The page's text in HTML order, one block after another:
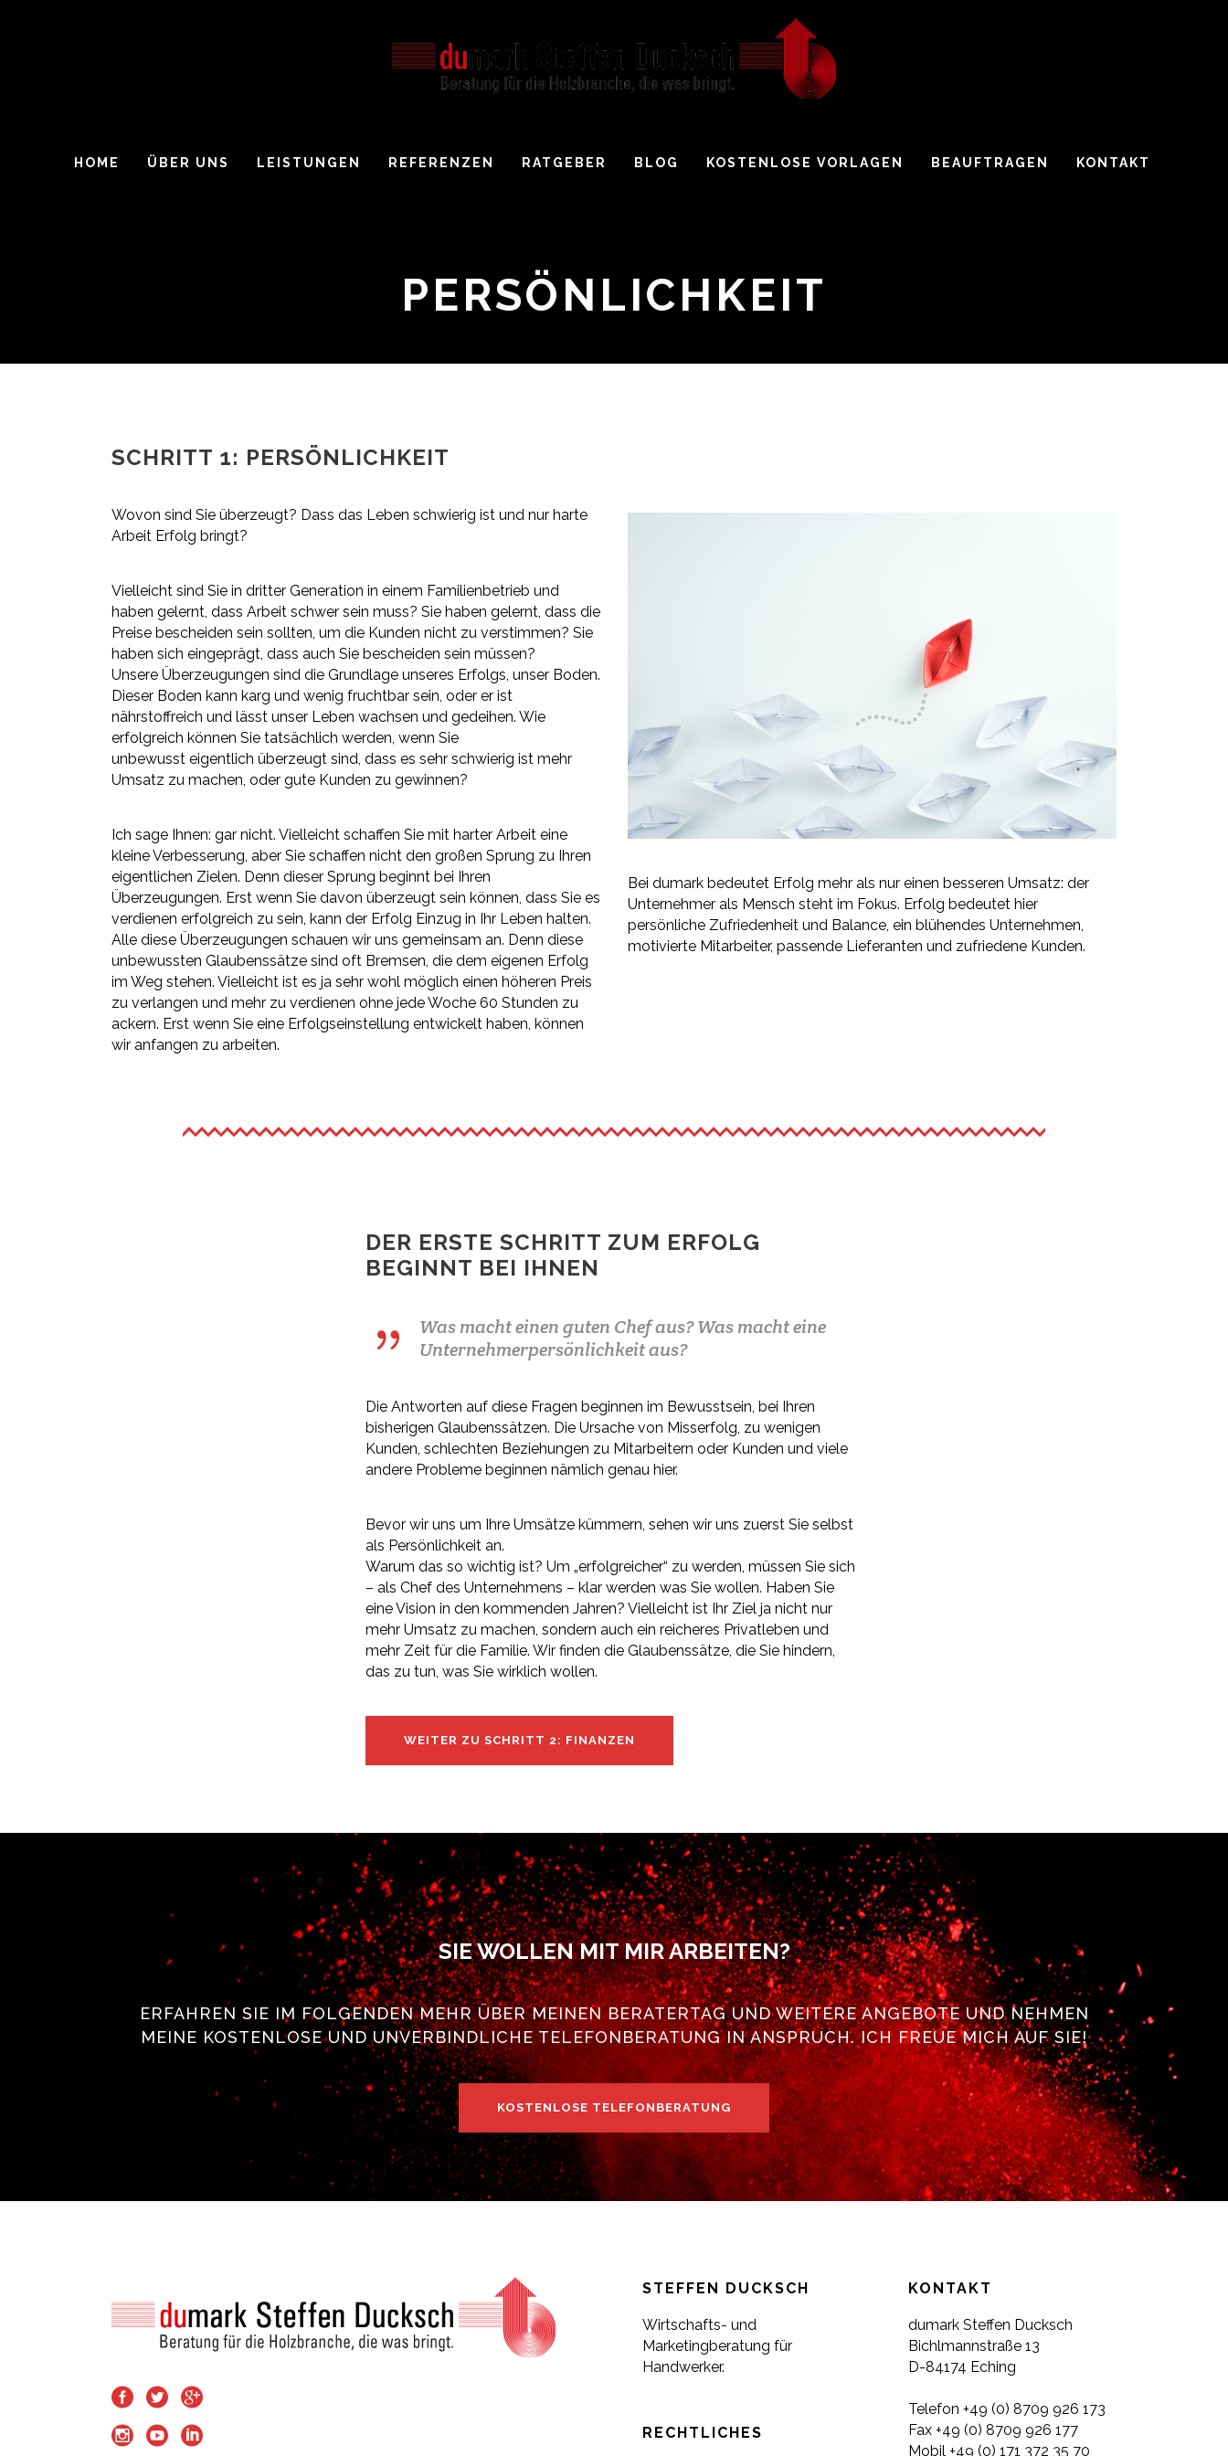
HOME ÜBER UNS LEISTUNGEN REFERENZEN RATGEBER BLOG KOSTENLOSE VORLAGEN BEAUFTRAGEN KONTAKT
PERSÖNLICHKEIT
SCHRITT 1: PERSÖNLICHKEIT
Wovon sind Sie überzeugt? Dass das Leben schwierig ist und nur harte
Arbeit Erfolg bringt?
Vielleicht sind Sie in dritter Generation in einem Familienbetrieb und
haben gelernt, dass Arbeit schwer sein muss? Sie haben gelernt, dass die
Preise bescheiden sein sollten, um die Kunden nicht zu verstimmen? Sie
haben sich eingeprägt, dass auch Sie bescheiden sein müssen?
Unsere Überzeugungen sind die Grundlage unseres Erfolgs, unser Boden.
Dieser Boden kann karg und wenig fruchtbar sein, oder er ist
nährstoffreich und lässt unser Leben wachsen und gedeihen. Wie
erfolgreich können Sie tatsächlich werden, wenn Sie
unbewusst eigentlich überzeugt sind, dass es sehr schwierig ist mehr
Umsatz zu machen, oder gute Kunden zu gewinnen?
Ich sage Ihnen: gar nicht. Vielleicht schaffen Sie mit harter Arbeit eine
kleine Verbesserung, aber Sie schaffen nicht den großen Sprung zu Ihren
eigentlichen Zielen. Denn dieser Sprung beginnt bei Ihren
Überzeugungen. Erst wenn Sie davon überzeugt sein können, dass Sie es
verdienen erfolgreich zu sein, kann der Erfolg Einzug in Ihr Leben halten.
Alle diese Überzeugungen schauen wir uns gemeinsam an. Denn diese
unbewussten Glaubenssätze sind oft Bremsen, die dem eigenen Erfolg
im Weg stehen. Vielleicht ist es ja sehr wohl möglich einen höheren Preis
zu verlangen und mehr zu verdienen ohne jede Woche 60 Stunden zu
ackern. Erst wenn Sie eine Erfolgseinstellung entwickelt haben, können
wir anfangen zu arbeiten.
Bei dumark bedeutet Erfolg mehr als nur einen besseren Umsatz: der
Unternehmer als Mensch steht im Fokus. Erfolg bedeutet hier
persönliche Zufriedenheit und Balance, ein blühendes Unternehmen,
motivierte Mitarbeiter, passende Lieferanten und zufriedene Kunden.
DER ERSTE SCHRITT ZUM ERFOLG
BEGINNT BEI IHNEN
Was macht einen guten Chef aus? Was macht eine
Unternehmerpersönlichkeit aus?
Die Antworten auf diese Fragen beginnen im Bewusstsein, bei Ihren
bisherigen Glaubenssätzen. Die Ursache von Misserfolg, zu wenigen
Kunden, schlechten Beziehungen zu Mitarbeitern oder Kunden und viele
andere Probleme beginnen nämlich genau hier.
Bevor wir uns um Ihre Umsätze kümmern, sehen wir uns zuerst Sie selbst
als Persönlichkeit an.
Warum das so wichtig ist? Um „erfolgreicher“ zu werden, müssen Sie sich
– als Chef des Unternehmens – klar werden was Sie wollen. Haben Sie
eine Vision in den kommenden Jahren? Vielleicht ist Ihr Ziel ja nicht nur
mehr Umsatz zu machen, sondern auch ein reicheres Privatleben und
mehr Zeit für die Familie. Wir finden die Glaubenssätze, die Sie hindern,
das zu tun, was Sie wirklich wollen.
WEITER ZU SCHRITT 2: FINANZEN
SIE WOLLEN MIT MIR ARBEITEN?
ERFAHREN SIE IM FOLGENDEN MEHR ÜBER MEINEN BERATERTAG UND WEITERE ANGEBOTE UND NEHMEN
MEINE KOSTENLOSE UND UNVERBINDLICHE TELEFONBERATUNG IN ANSPRUCH. ICH FREUE MICH AUF SIE!
KOSTENLOSE TELEFONBERATUNG
STEFFEN DUCKSCH
Wirtschafts- und
Marketingberatung für
Handwerker.
RECHTLICHES
KONTAKT
dumark Steffen Ducksch
Bichlmannstraße 13
D-84174 Eching
Telefon +49 (0) 8709 926 173
Fax +49 (0) 8709 926 177
Mobil +49 (0) 171 372 35 70